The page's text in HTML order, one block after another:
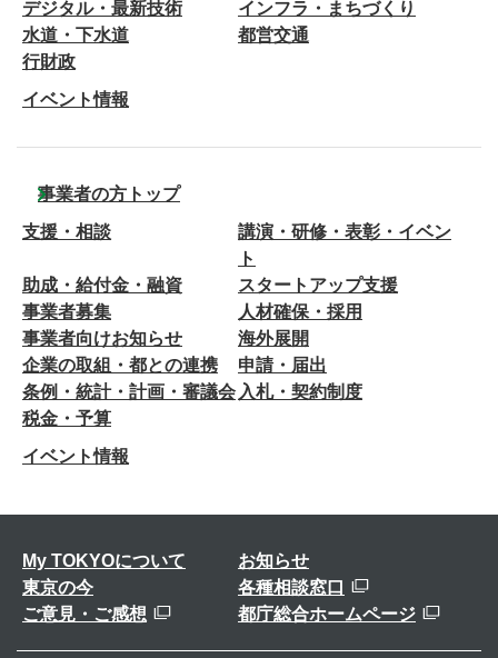
デジタル・最新技術
インフラ・まちづくり
水道・下水道
都営交通
行財政
イベント情報
事業者の方トップ
支援・相談
講演・研修・表彰・イベン
ト
助成・給付金・融資
スタートアップ支援
事業者募集
人材確保・採用
事業者向けお知らせ
海外展開
企業の取組・都との連携
申請・届出
条例・統計・計画・審議会 入札・契約制度
税金・予算
イベント情報
My TOKYOについて
お知らせ
東京の今
各種相談窓口
ご意見・ご感想
都庁総合ホームページ